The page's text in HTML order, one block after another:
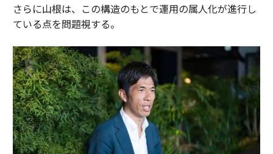
さらに山根は、この構造のもとで運用の属人化が進行し
ている点を問題視する。